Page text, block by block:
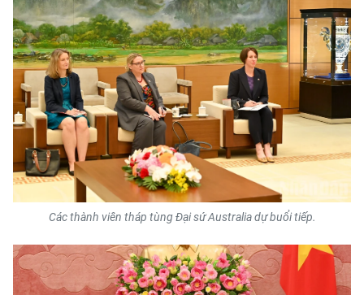
Đông Nam Bộ
Đồng bằng sông Cửu Long
Chuyên trang Hà Nội
Chuyên trang TP. Hồ Chí Minh
CHUYÊN ĐỀ
CÁC CHUYÊN TRANG
VỀ BÁO NHÂN DÂN
THỜI NAY
Các thành viên tháp tùng Đại sứ Australia dự buổi tiếp.